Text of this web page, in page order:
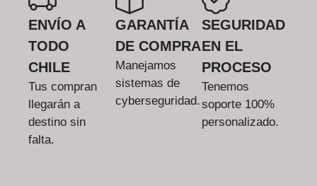
ENVÍO A
TODO
CHILE
Tus compran
llegarán a
destino sin
falta.
GARANTÍA
DE COMPRA
Manejamos
sistemas de
cyberseguridad.
SEGURIDAD
EN EL
PROCESO
Tenemos
soporte 100%
personalizado.